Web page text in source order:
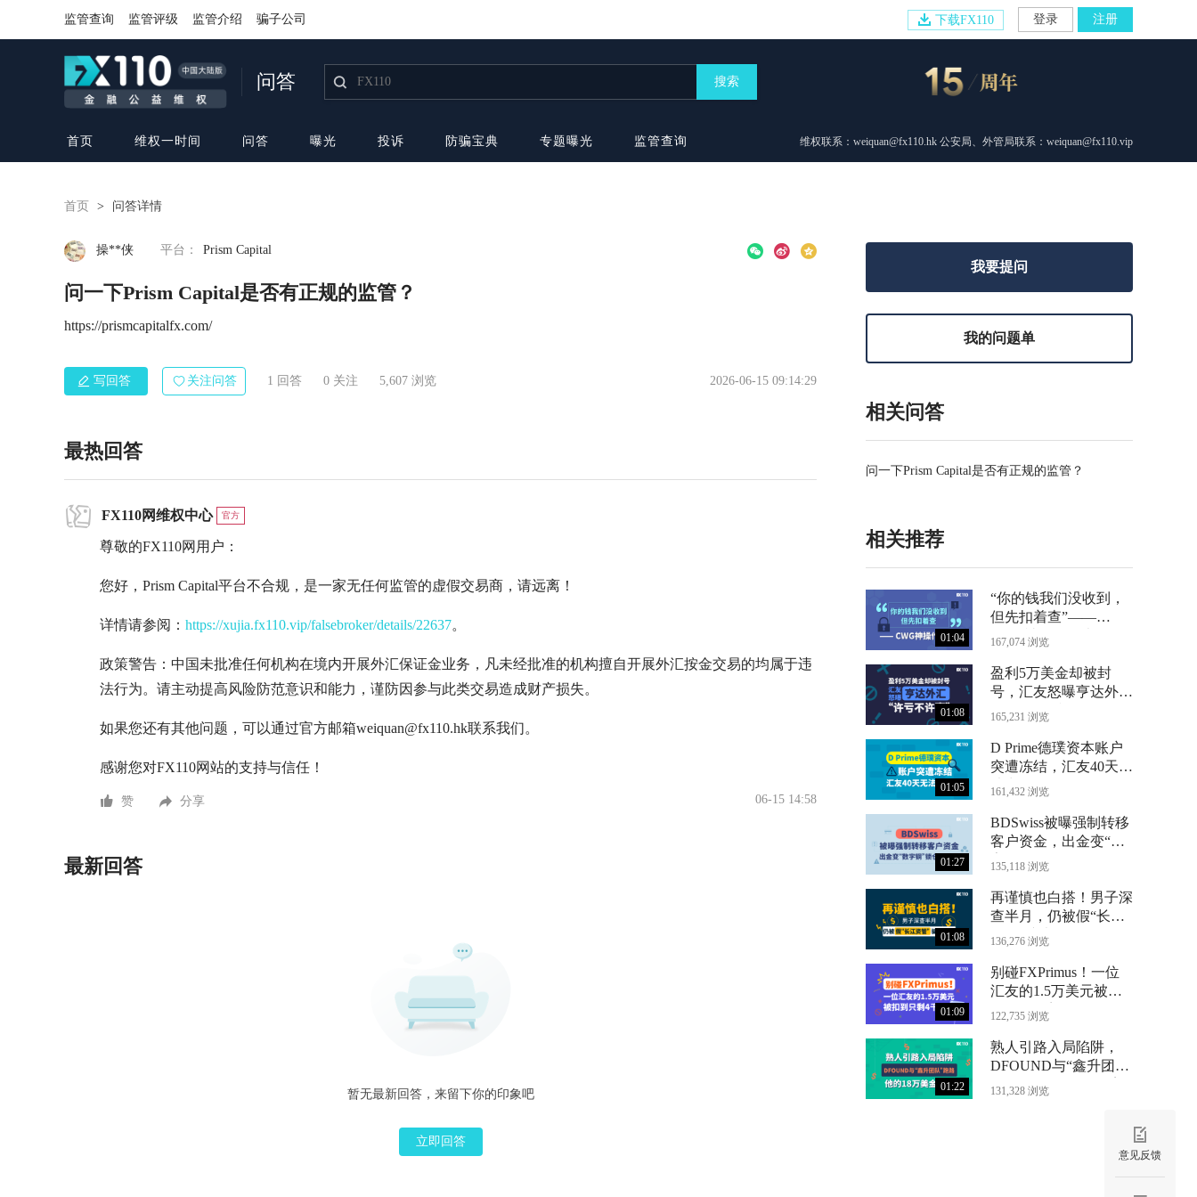
监管查询 监管评级 监管介绍 骗子公司 登录 注册
下载FX110
问答 搜索
首页 维权一时间 问答 曝光 投诉 防骗宝典 专题曝光 监管查询 维权联系：weiquan@fx110.hk 公安局、外管局联系：weiquan@fx110.vip
首页 > 问答详情
操**侠 平台： Prism Capital
问一下Prism Capital是否有正规的监管？
https://prismcapitalfx.com/
写回答 关注问答 1 回答 0 关注 5,607 浏览 2026-06-15 09:14:29
最热回答
FX110网维权中心 官方
尊敬的FX110网用户：
您好，Prism Capital平台不合规，是一家无任何监管的虚假交易商，请远离！
详情请参阅： https://xujia.fx110.vip/falsebroker/details/22637。
政策警告：中国未批准任何机构在境内开展外汇保证金业务，凡未经批准的机构擅自开展外汇按金交易的均属于违
法行为。请主动提高风险防范意识和能力，谨防因参与此类交易造成财产损失。
如果您还有其他问题，可以通过官方邮箱weiquan@fx110.hk联系我们。
感谢您对FX110网站的支持与信任！
赞 分享 06-15 14:58
最新回答
暂无最新回答，来留下你的印象吧
立即回答
我要提问
我的问题单
相关问答
问一下Prism Capital是否有正规的监管？
相关推荐
01:04
“你的钱我们没收到，
但先扣着查”——
CWG神操作曝光
167,074 浏览
01:08
盈利5万美金却被封
号，汇友怒曝亨达外汇
“许亏不许赢”
165,231 浏览
01:05
D Prime德璞资本账户
突遭冻结，汇友40天无
法出金
161,432 浏览
01:27
BDSwiss被曝强制转移
客户资金，出金变“数
字铜”锁仓24个月
135,118 浏览
01:08
再谨慎也白搭！男子深
查半月，仍被假“长江
资管”骗光71万
136,276 浏览
01:09
别碰FXPrimus！一位
汇友的1.5万美元被扣
到只剩4千
122,735 浏览
01:22
熟人引路入局陷阱，
DFOUND与“鑫升团
队”跑路，他的18万美
131,328 浏览
意见反馈